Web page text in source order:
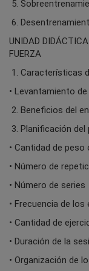
5.
6.
UNIDAD
FUERZA
1. Características
• Levantamiento
2. Beneficios del
3. Planificación
• Cantidad de
• Número de
• Número de series
• Frecuencia de
• Cantidad de
• Duración de la
• Organización de